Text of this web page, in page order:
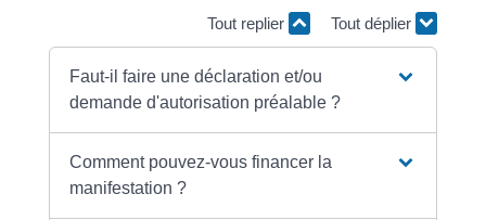
Tout replier Tout déplier
Faut-il faire une déclaration et/ou
demande d'autorisation préalable ?
Comment pouvez-vous financer la
manifestation ?